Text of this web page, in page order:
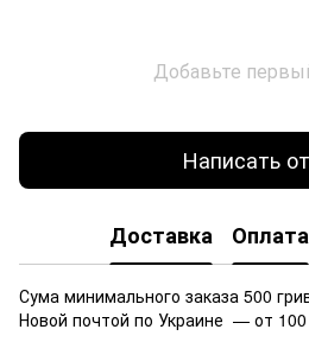
Добавьте
Написать
Доставка Оплата
Сума минимального заказа 500
Новой почтой по Украине — от 100